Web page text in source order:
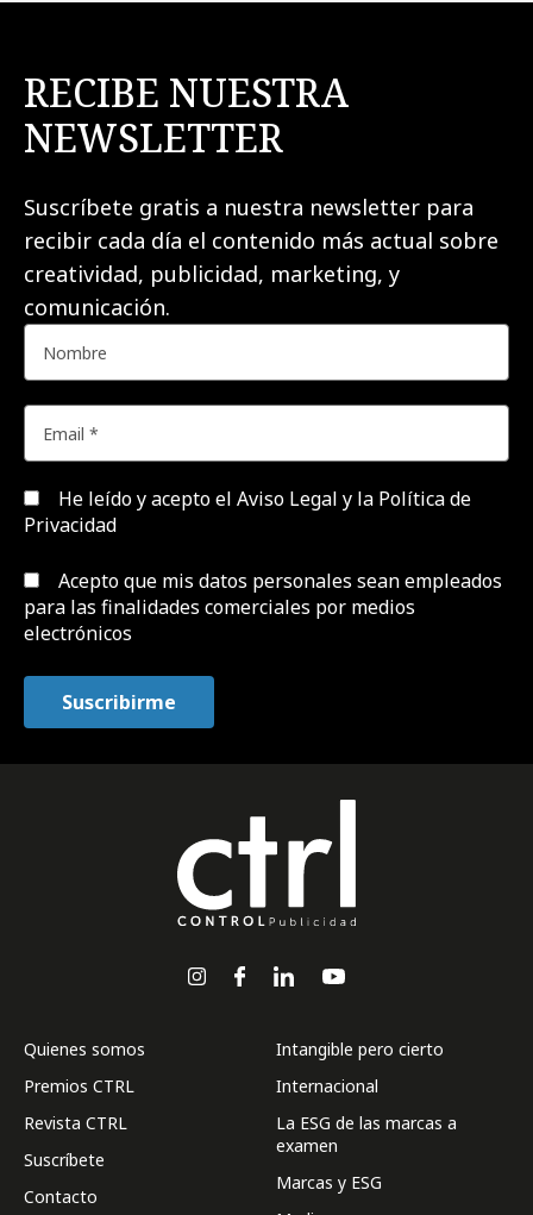
RECIBE NUESTRA
NEWSLETTER
Suscríbete gratis a nuestra newsletter para
recibir cada día el contenido más actual sobre
creatividad, publicidad, marketing, y
comunicación.
He leído y acepto el Aviso Legal y la Política de
Privacidad
Acepto que mis datos personales sean empleados
para las finalidades comerciales por medios
electrónicos
Quienes somos
Premios CTRL
Revista CTRL
Suscríbete
Contacto
Intangible pero cierto
Internacional
La ESG de las marcas a
examen
Marcas y ESG